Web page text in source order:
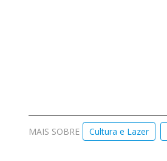
MAIS SOBRE Cultura e Lazer